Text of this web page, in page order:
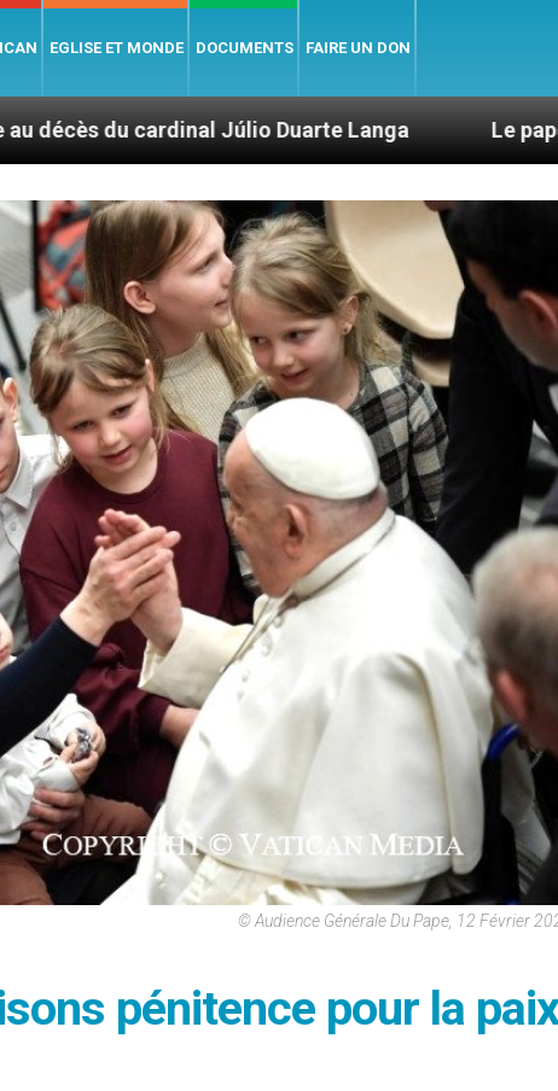
EGLISE ET MONDE DOCUMENTS FAIRE UN DON
Júlio Duarte Langa Le pape Léon XIV évoque
© Audience Générale Du Pape, 12 Février
pénitence pour la paix